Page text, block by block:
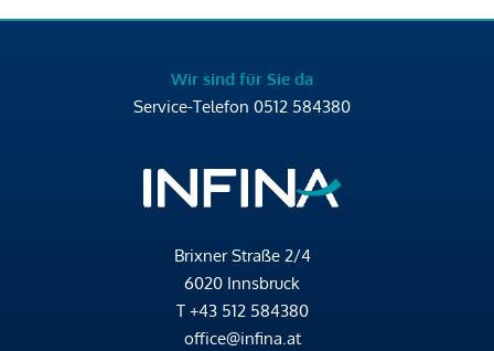
Wir sind für Sie da
Service-Telefon 0512 584380
Brixner Straße 2/4
6020 Innsbruck
T +43 512 584380
office@infina.at